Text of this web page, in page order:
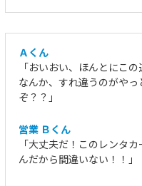
Ａくん
「おいおい、ほんとにこ
なんか、すれ違うのがや
ぞ？？」
営業 Ｂくん
「大丈夫だ！このレンタ
んだから間違いない！！」